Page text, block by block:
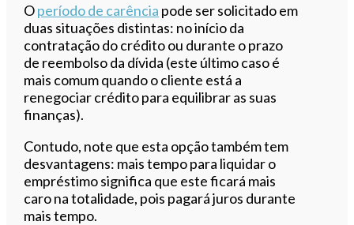
Operíodo de carência pode ser solicitado em
duas situações distintas: no início da
contratação do crédito ou durante o prazo
de reembolso da dívida (este último caso é
mais comum quando o cliente está a
renegociar crédito para equilibrar as suas
finanças).
Contudo, note que esta opção também tem
desvantagens: mais tempo para liquidar o
empréstimo significa que este ficará mais
caro na totalidade, pois pagará juros durante
mais tempo.